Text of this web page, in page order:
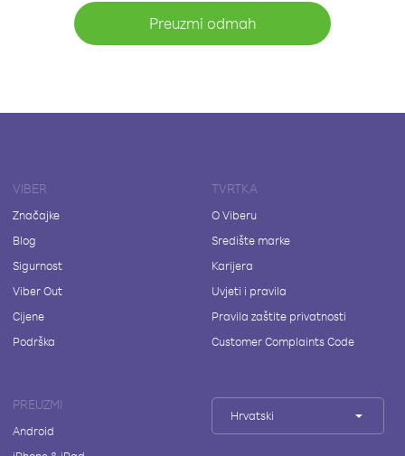
Preuzmi odmah
VIBER
Značajke
Blog
Sigurnost
Viber Out
Cijene
Podrška
TVRTKA
O Viberu
Središte marke
Karijera
Uvjeti i pravila
Pravila zaštite privatnosti
Customer Complaints Code
PREUZMI
Android
Hrvatski